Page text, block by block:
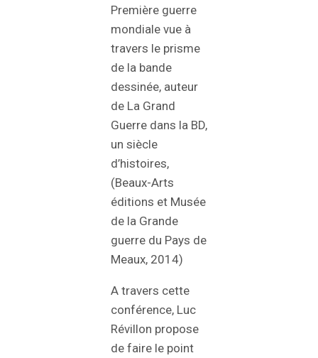
Première guerre
mondiale vue à
travers le prisme
de la bande
dessinée, auteur
de La Grand
Guerre dans la BD,
un siècle
d’histoires,
(Beaux-Arts
éditions et Musée
de la Grande
guerre du Pays de
Meaux, 2014)
A travers cette
conférence, Luc
Révillon propose
de faire le point